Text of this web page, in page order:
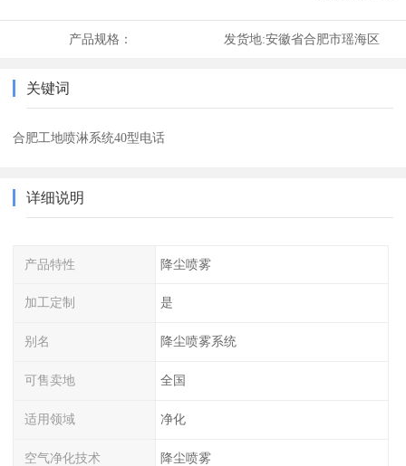
产品规格： 发货地:安徽省合肥市瑶海区
关键词
合肥工地喷淋系统40型电话
详细说明
产品特性 降尘喷雾
加工定制 是
别名 降尘喷雾系统
可售卖地 全国
适用领域 净化
空气净化技术 降尘喷雾